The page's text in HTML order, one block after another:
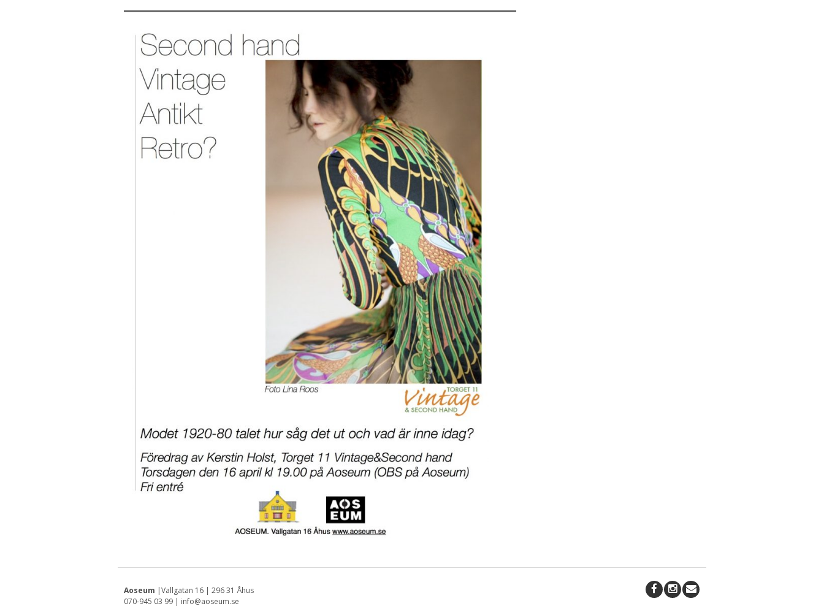
Aoseum |Vallgatan 16 | 296 31 Åhus
070-945 03 99 | info@aoseum.se